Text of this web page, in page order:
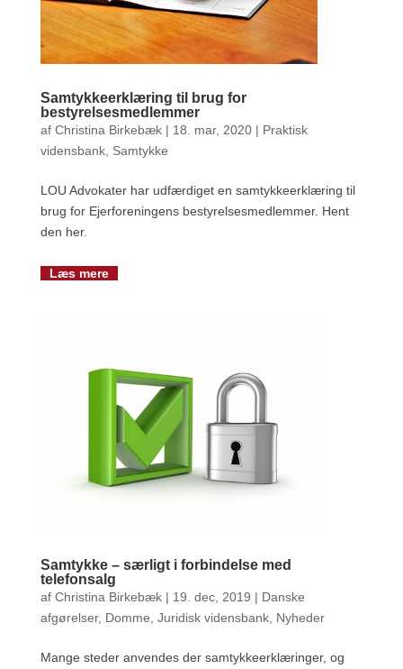
Samtykkeerklæring til brug for
bestyrelsesmedlemmer
af Christina Birkebæk| 18. mar, 2020| Praktisk
vidensbank, Samtykke
LOU Advokater har udfærdiget en samtykkeerklæring til
brug for Ejerforeningens bestyrelsesmedlemmer. Hent
den her.
Læs mere
Samtykke – særligt i forbindelse med
telefonsalg
af Christina Birkebæk| 19. dec, 2019 | Danske
afgørelser, Domme Juridisk vidensbank, Nyheder
Mange steder anvendes der samtykkeerklæringer, og